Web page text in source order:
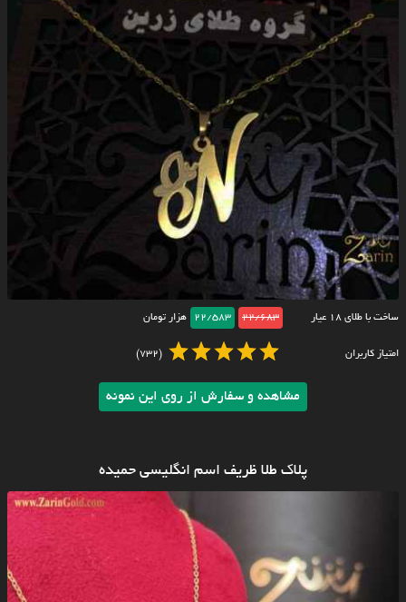
ساخت با طلای ۱۸ عیار 22/683
22/583 هزار تومان
امتیاز کاربران (732)
مشاهده و سفارش از روی این نمونه
پلاک طلا ظریف اسم انگلیسی حمیده